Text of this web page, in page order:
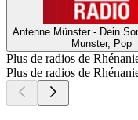
Antenne Münster - Dein
Munster, Pop
Plus de radios de
Plus de radios de